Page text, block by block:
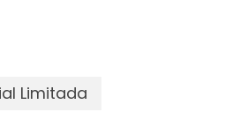
Limitada